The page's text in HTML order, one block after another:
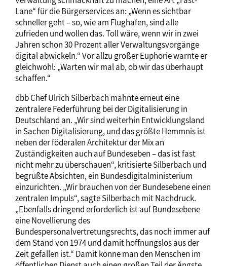
Lane“ für die Bürgerservices an: „Wenn es sichtbar
schneller geht – so, wie am Flughafen, sind alle
zufrieden und wollen das. Toll wäre, wenn wir in zwei
Jahren schon 30 Prozent aller Verwaltungsvorgänge
digital abwickeln.“ Vor allzu großer Euphorie warnte er
gleichwohl: „Warten wir mal ab, ob wir das überhaupt
schaffen.“
dbb Chef Ulrich Silberbach mahnte erneut eine
zentralere Federführung bei der Digitalisierung in
Deutschland an. „Wir sind weiterhin Entwicklungsland
in Sachen Digitalisierung, und das größte Hemmnis ist
neben der föderalen Architektur der Mix an
Zuständigkeiten auch auf Bundeseben – das ist fast
nicht mehr zu überschauen“, kritisierte Silberbach und
begrüßte Absichten, ein Bundesdigitalministerium
einzurichten. „Wir brauchen von der Bundesebene einen
zentralen Impuls“, sagte Silberbach mit Nachdruck.
„Ebenfalls dringend erforderlich ist auf Bundesebene
eine Novellierung des
Bundespersonalvertretungsrechts, das noch immer auf
dem Stand von 1974 und damit hoffnungslos aus der
Zeit gefallen ist.“ Damit könne man den Menschen im